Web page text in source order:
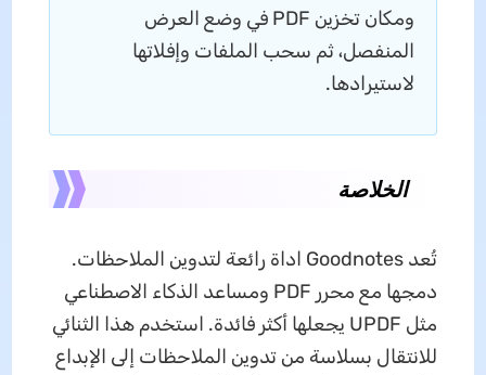
ومكان تخزين PDF في وضع العرض
المنفصل، ثم سحب الملفات وإفلاتها
لاستيرادها.
الخلاصة
تُعد Goodnotes اداة رائعة لتدوين الملاحظات.
دمجها مع محرر PDF ومساعد الذكاء الاصطناعي
مثل UPDF يجعلها أكثر فائدة. استخدم هذا الثنائي
للانتقال بسلاسة من تدوين الملاحظات إلى الإبداع